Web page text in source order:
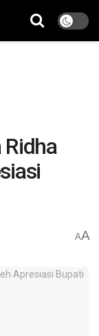
AA